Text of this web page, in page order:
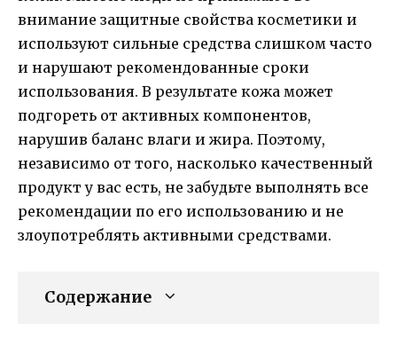
внимание защитные свойства косметики и
используют сильные средства слишком часто
и нарушают рекомендованные сроки
использования. В результате кожа может
подгореть от активных компонентов,
нарушив баланс влаги и жира. Поэтому,
независимо от того, насколько качественный
продукт у вас есть, не забудьте выполнять все
рекомендации по его использованию и не
злоупотреблять активными средствами.
Содержание